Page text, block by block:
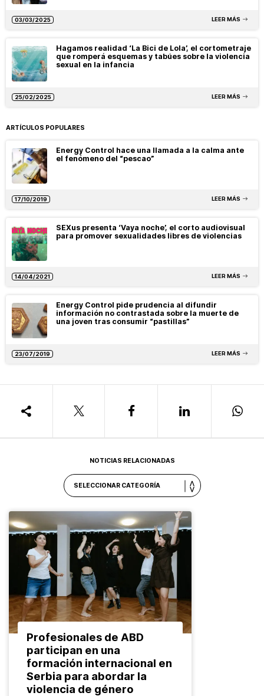
03/03/2025 LEER MÁS
Hagamos realidad ‘La Bici de Lola’, el cortometraje
que romperá esquemas y tabúes sobre la violencia
sexual en la infancia
25/02/2025 LEER MÁS
ARTÍCULOS POPULARES
Energy Control hace una llamada a la calma ante
el fenómeno del “pescao”
17/10/2019 LEER MÁS
SEXus presenta ‘Vaya noche’, el corto audiovisual
para promover sexualidades libres de violencias
14/04/2021 LEER MÁS
Energy Control pide prudencia al difundir
información no contrastada sobre la muerte de
una joven tras consumir “pastillas”
23/07/2019 LEER MÁS
NOTICIAS RELACIONADAS
Profesionales de ABD
participan en una
formación internacional en
Serbia para abordar la
violencia de género